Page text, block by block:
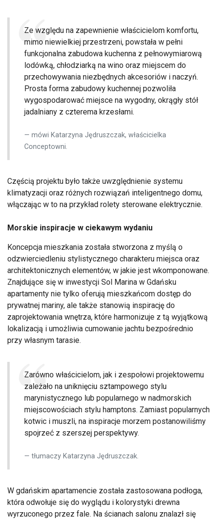
Ze względu na zapewnienie właścicielom komfortu,
mimo niewielkiej przestrzeni, powstała w pełni
funkcjonalna zabudowa kuchenna z pełnowymiarową
lodówką, chłodziarką na wino oraz miejscem do
przechowywania niezbędnych akcesoriów i naczyń.
Prosta forma zabudowy kuchennej pozwoliła
wygospodarować miejsce na wygodny, okrągły stół
jadalniany z czterema krzesłami.
mówi Katarzyna Jędruszczak, właścicielka
Conceptowni.
Częścią projektu było także uwzględnienie systemu
klimatyzacji oraz różnych rozwiązań inteligentnego domu,
włączając w to na przykład rolety sterowane elektrycznie.
Morskie inspiracje w ciekawym wydaniu
Koncepcja mieszkania została stworzona z myślą o
odzwierciedleniu stylistycznego charakteru miejsca oraz
architektonicznych elementów, w jakie jest wkomponowane.
Znajdujące się w inwestycji Sol Marina w Gdańsku
apartamenty nie tylko oferują mieszkańcom dostęp do
prywatnej mariny, ale także stanowią inspirację do
zaprojektowania wnętrza, które harmonizuje z tą wyjątkową
lokalizacją i umożliwia cumowanie jachtu bezpośrednio
przy własnym tarasie.
Zarówno właścicielom, jak i zespołowi projektowemu
zależało na uniknięciu sztampowego stylu
marynistycznego lub popularnego w nadmorskich
miejscowościach stylu hamptons. Zamiast popularnych
kotwic i muszli, na inspiracje morzem postanowiliśmy
spojrzeć z szerszej perspektywy.
tłumaczy Katarzyna Jędruszczak.
W gdańskim apartamencie została zastosowana podłoga,
która odwołuje się do wyglądu i kolorystyki drewna
wyrzuconego przez fale. Na ścianach salonu znalazł się